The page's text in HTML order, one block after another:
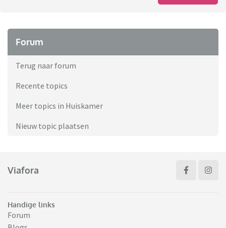
Forum
Terug naar forum
Recente topics
Meer topics in Huiskamer
Nieuw topic plaatsen
Viafora
Handige links
Forum